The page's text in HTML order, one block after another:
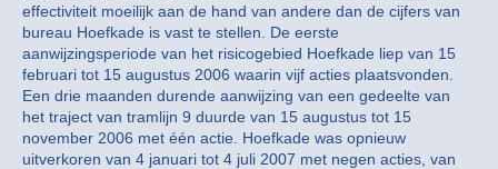
effectiviteit moeilijk aan de hand van andere dan de cijfers van
bureau Hoefkade is vast te stellen. De eerste
aanwijzingsperiode van het risicogebied Hoefkade liep van 15
februari tot 15 augustus 2006 waarin vijf acties plaatsvonden.
Een drie maanden durende aanwijzing van een gedeelte van
het traject van tramlijn 9 duurde van 15 augustus tot 15
november 2006 met één actie. Hoefkade was opnieuw
uitverkoren van 4 januari tot 4 juli 2007 met negen acties, van